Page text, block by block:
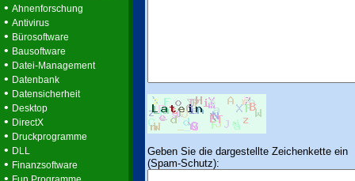
• Ahnenforschung
• Antivirus
• Bürosoftware
• Bausoftware
• Datei-Management
• Datenbank
• Datensicherheit
• Desktop
• DirectX
• Druckprogramme
• DLL
• Finanzsoftware
•
Geben Sie die dargestellte Zeichenkette ein
(Spam-Schutz):